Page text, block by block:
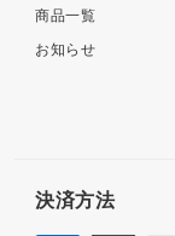
商品一覧
お知らせ
決済方法